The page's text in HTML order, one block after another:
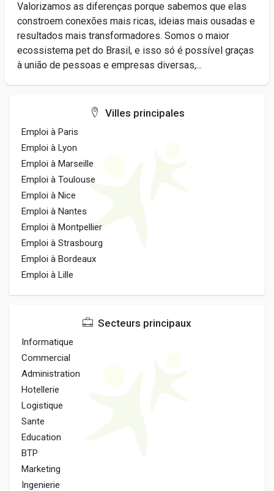
Valorizamos as diferenças porque sabemos que elas
constroem conexões mais ricas, ideias mais ousadas e
resultados mais transformadores. Somos o maior
ecossistema pet do Brasil, e isso só é possível graças
à união de pessoas e empresas diversas,...
Villes principales
Emploi à Paris
Emploi à Lyon
Emploi à Marseille
Emploi à Toulouse
Emploi à Nice
Emploi à Nantes
Emploi à Montpellier
Emploi à Strasbourg
Emploi à Bordeaux
Emploi à Lille
Secteurs principaux
Informatique
Commercial
Administration
Hotellerie
Logistique
Sante
Education
BTP
Marketing
Ingenierie